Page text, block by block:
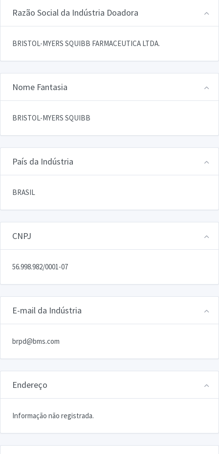
Razão Social da Indústria Doadora
BRISTOL-MYERS SQUIBB FARMACEUTICA LTDA.
Nome Fantasia
BRISTOL-MYERS SQUIBB
País da Indústria
BRASIL
CNPJ
56.998.982/0001-07
E-mail da Indústria
brpd@bms.com
Endereço
Informação não registrada.